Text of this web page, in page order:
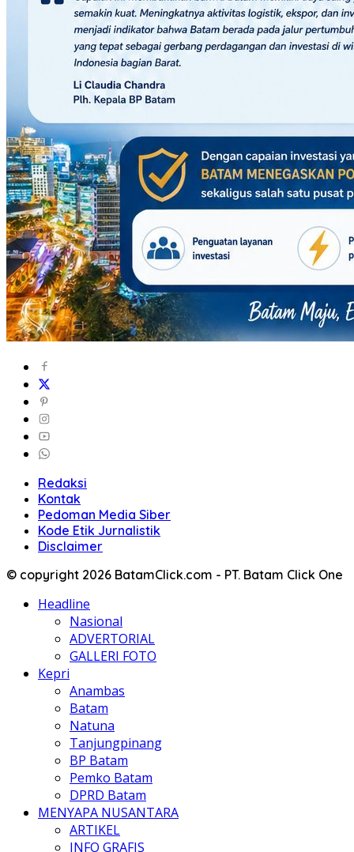
Redaksi
Kontak
Pedoman Media Siber
Kode Etik Jurnalistik
Disclaimer
© copyright 2026 BatamClick.com - PT. Batam Click One
Headline
Nasional
ADVERTORIAL
GALLERI FOTO
Kepri
Anambas
Batam
Natuna
Tanjungpinang
BP Batam
Pemko Batam
DPRD Batam
MENYAPA NUSANTARA
ARTIKEL
INFO GRAFIS